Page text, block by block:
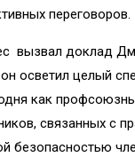
переговоров.
вызвал доклад
осветил целый
как
связанных с
безопасностью